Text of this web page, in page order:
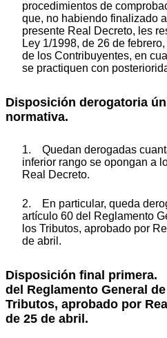
procedimientos de
que, no habiendo finalizado
presente Real Decreto, les
Ley 1/1998, de 26 de
de los Contribuyentes, en
se practiquen con
Disposición derogatoria
normativa.
1. Quedan derogadas
inferior rango se opongan a
Real Decreto.
2. En particular, queda
artículo 60 del Reglamento
los Tributos, aprobado por
de abril.
Disposición final
del Reglamento General
Tributos, aprobado por
de 25 de abril.